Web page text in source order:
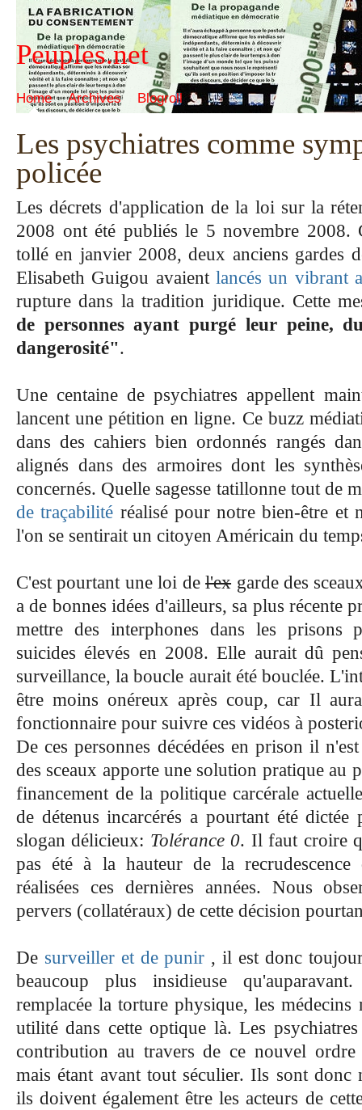
Peuples.net
Home Archives Blogroll
Les psychiatres comme
policée
Les décrets d'application de la loi sur la
2008 ont été publiés le 5 novembre 2008.
tollé en janvier 2008, deux anciens gardes
Elisabeth Guigou avaient lancés un vibrant
rupture dans la tradition juridique. Cette
de personnes ayant purgé leur peine,
dangerosité".
Une centaine de psychiatres appellent
lancent une pétition en ligne. Ce buzz
dans des cahiers bien ordonnés rangés
alignés dans des armoires dont les
concernés. Quelle sagesse tatillonne tout de
de traçabilité réalisé pour notre bien-être et
l'on se sentirait un citoyen Américain du
C'est pourtant une loi del'ex garde des
a de bonnes idées d'ailleurs, sa plus récente
mettre des interphones dans les prisons
suicides élevés en 2008. Elle aurait dû
surveillance, la boucle aurait été bouclée.
être moins onéreux après coup, car Il
fonctionnaire pour suivre ces vidéos à
De ces personnes décédées en prison il
des sceaux apporte une solution pratique au
financement de la politique carcérale
de détenus incarcérés a pourtant été
slogan délicieux: Tolérance 0. Il faut croire
pas été à la hauteur de la
réalisées ces dernières années. Nous
pervers (collatéraux) de cette décision
De surveiller et de punir , il est donc
beaucoup plus insidieuse
remplacée la torture physique, les
utilité dans cette optique là. Les
contribution au travers de ce nouvel ordre
mais étant avant tout séculier. Ils sont donc
ils doivent également être les acteurs de